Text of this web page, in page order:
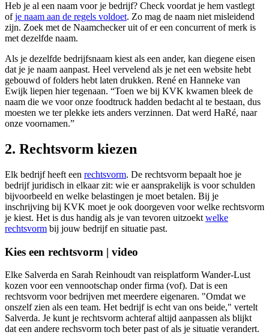
Heb je al een naam voor je bedrijf? Check voordat je hem vastlegt
ofje naam aan de regels voldoet. Zo mag de naam niet misleidend
zijn. Zoek met de Naamcheckeruit of er een concurrent of merk is
met dezelfde naam.
Als je dezelfde bedrijfsnaam kiest als een ander, kan diegene eisen
dat je je naam aanpast. Heel vervelend als je net een website hebt
gebouwd of folders hebt laten drukken. René en Hanneke van
Ewijk liepen hier tegenaan. “Toen we bij KVK kwamen bleek de
naam die we voor onze foodtruck hadden bedacht al te bestaan, dus
moesten we ter plekke iets anders verzinnen. Dat werd HaRé, naar
onze voornamen.”
2. Rechtsvorm kiezen
Elk bedrijf heeft een rechtsvorm. De rechtsvorm bepaalt hoe je
bedrijf juridisch in elkaar zit: wie er aansprakelijk is voor schulden
bijvoorbeeld en welke belastingen je moet betalen. Bij je
inschrijving bij KVK moet je ook doorgeven voor welke rechtsvorm
je kiest. Het is dus handig als je van tevoren uitzoekt welke
rechtsvorm bij jouw bedrijf en situatie past.
Kies een rechtsvorm | video
Elke Salverda en Sarah Reinhoudt van reisplatform Wander-Lust
kozen voor een vennootschap onder firma (vof). Dat is een
rechtsvorm voor bedrijven met meerdere eigenaren. "Omdat we
onszelf zien als een team. Het bedrijf is echt van ons beide," vertelt
Salverda. Je kunt je rechtsvorm achteraf altijd aanpassen als blijkt
dat een andere rechsvorm toch beter past of als je situatie verandert.